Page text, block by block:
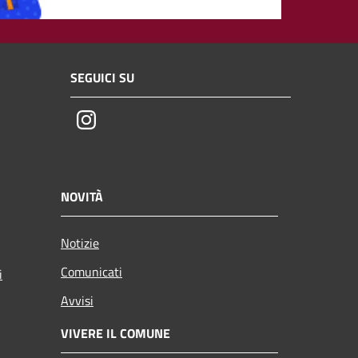
SEGUICI SU
Instagram
NOVITÀ
Notizie
Comunicati
Avvisi
VIVERE IL COMUNE